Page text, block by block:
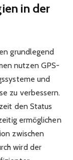
in der
grundlegend
nutzen GPS-
und
zu verbessern.
den Status
ermöglichen
zwischen
wird der